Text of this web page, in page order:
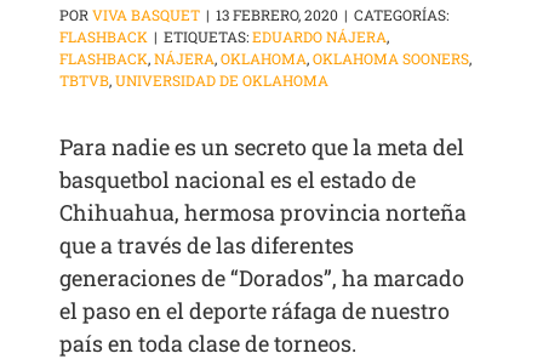
PORVIVA BASQUET | 13 FEBRERO, 2020 | CATEGORÍAS:
FLASHBACK | ETIQUETAS:EDUARDO NÁJERA,
FLASHBACK,NÁJERA,OKLAHOMA,OKLAHOMA SOONERS,
TBTVB,UNIVERSIDAD DE OKLAHOMA
Para nadie es un secreto que la meta del
basquetbol nacional es el estado de
Chihuahua, hermosa provincia norteña
que a través de las diferentes
generaciones de “Dorados”, ha marcado
el paso en el deporte ráfaga de nuestro
país en toda clase de torneos.